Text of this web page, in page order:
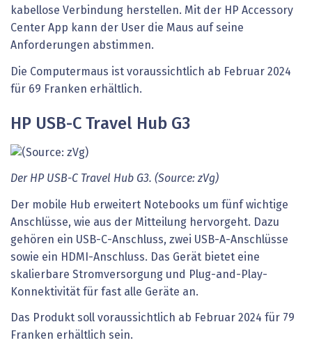
kabellose Verbindung herstellen. Mit der HP Accessory
Center App kann der User die Maus auf seine
Anforderungen abstimmen.
Die Computermaus ist voraussichtlich ab Februar 2024
für 69 Franken erhältlich.
HP USB-C Travel Hub G3
Der HP USB-C Travel Hub G3. (Source: zVg)
Der mobile Hub erweitert Notebooks um fünf wichtige
Anschlüsse, wie aus der Mitteilung hervorgeht. Dazu
gehören ein USB-C-Anschluss, zwei USB-A-Anschlüsse
sowie ein HDMI-Anschluss. Das Gerät bietet eine
skalierbare Stromversorgung und Plug-and-Play-
Konnektivität für fast alle Geräte an.
Das Produkt soll voraussichtlich ab Februar 2024 für 79
Franken erhältlich sein.